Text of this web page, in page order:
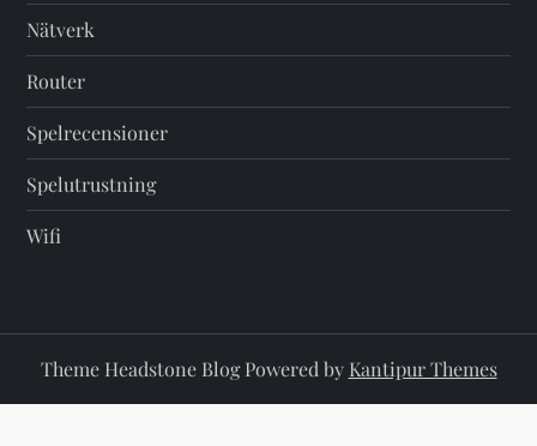
Nätverk
Router
Spelrecensioner
Spelutrustning
Wifi
Theme Headstone Blog Powered by Kantipur Themes